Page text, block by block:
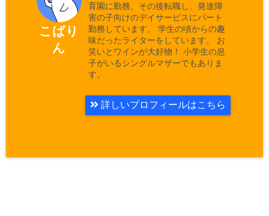
こばり
ん
育園に勤務、その後転職し、発達障
害の子向けのデイサービスにパート
勤務しています。 学生の頃からの趣
味だったライターをしています。 お
笑いとワインが大好物！ 小学生の息
子がいるシングルマザーでもありま
す。
詳しいプロフィールはこちら